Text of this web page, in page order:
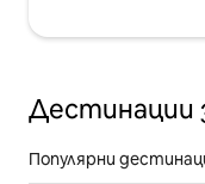
Дестинации
Популярни